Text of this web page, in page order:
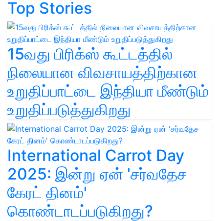
Top Stories
15வது பிரிக்ஸ் கூட்டத்தில்
நிலையான விவசாயத்திற்கான
உறுதிப்பாட்டை இந்தியா மீண்டும்
உறுதிப்படுத்துகிறது
International Carrot Day
2025: இன்று ஏன் 'சர்வதேச
கேரட் தினம்'
கொண்டாடப்படுகிறது?